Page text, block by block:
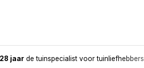
28 jaar de tuinspecialist voor tuinliefhebbers